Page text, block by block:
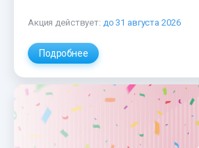
Акция действует: до 31 августа 2026
Подробнее